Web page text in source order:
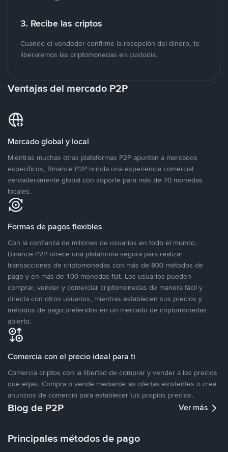
3. Recibe las criptos
Cuando el vendedor confirme la recepción del dinero, te
liberaremos las criptomonedas en custodia.
Ventajas del mercado P2P
Mercado global y local
Mientras muchas otras plataformas P2P apuntan a mercados
específicos, Binance P2P brinda una experiencia comercial
verdaderamente global con soporte para más de 70 monedas
locales.
Formas de pagos flexibles
Con la confianza de millones de usuarios en todo el mundo,
Binance P2P ofrece una plataforma segura para realizar
transacciones de criptomonedas con más de 800 métodos de
pago y en más de 100 monedas fiat. Los usuarios pueden
comprar, vender y comerciar criptomonedas de manera fácil y
directa con otros usuarios, mientras establecen sus precios y
métodos de pago preferidos en un mercado de criptomonedas
abierto.
Comercia con el precio ideal para ti
Comercia criptos con la libertad de comprar y vender a los precios
que elijas. Compra o vende mediante las ofertas existentes o crea
anuncios de comercio para establecer tus propios precios.
Blog de P2P Ver más
Principales métodos de pago